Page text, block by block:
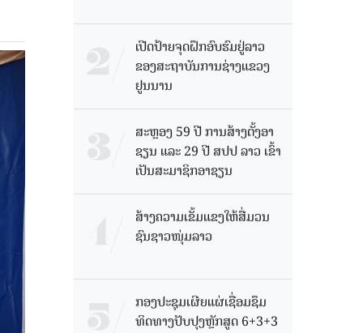
ເປີດປ້າຍຈຸດຝຶກອົບຮົມຢູ່ລາວ
ຂອງສະຖາບັນການຊ່າງແຂວງ
ຢູນນານ
ສະຫຼອງ 59 ປີ ການສ້າງຕັ້ງອາ
ຊຽນ ແລະ 29 ປີ ສປປ ລາວ ເຂົ້າ
ເປັນສະມາຊິກອາຊຽນ
ສ້າງຄວາມເຂັ້ມແຂງໃຫ້ສື່ມວນ
ຊົນຊາວໜຸ່ມລາວ
ກອງປະຊຸມເຜີຍແຜ່ເຊື່ອມຊຶມ
ທິດທາງປັບປຸງຫຼັກສູດ 6+3+3